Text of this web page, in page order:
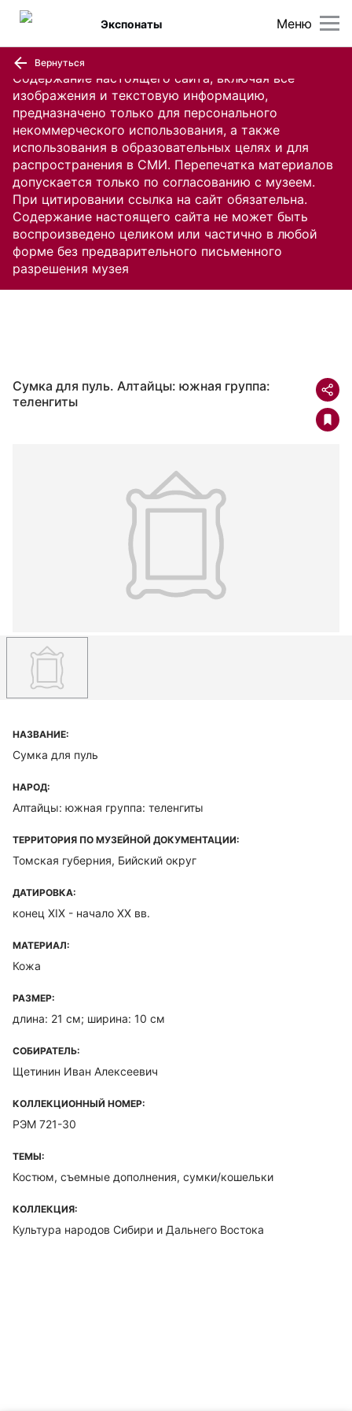
Содержание настоящего сайта, включая все
изображения и текстовую информацию,
предназначено только для персонального
некоммерческого использования, а также
использования в образовательных целях и для
распространения в СМИ. Перепечатка материалов
допускается только по согласованию с музеем.
При цитировании ссылка на сайт обязательна.
Содержание настоящего сайта не может быть
воспроизведено целиком или частично в любой
форме без предварительного письменного
разрешения музея
Меню
Экспонаты
Вернуться
Сумка для пуль. Алтайцы: южная группа:
теленгиты
НАЗВАНИЕ:
Сумка для пуль
НАРОД:
Алтайцы: южная группа: теленгиты
ТЕРРИТОРИЯ ПО МУЗЕЙНОЙ ДОКУМЕНТАЦИИ:
Томская губерния, Бийский округ
ДАТИРОВКА:
конец XIX - начало ХХ вв.
МАТЕРИАЛ:
Кожа
РАЗМЕР:
длина: 21 см; ширина: 10 см
СОБИРАТЕЛЬ:
Щетинин Иван Алексеевич
КОЛЛЕКЦИОННЫЙ НОМЕР:
РЭМ 721-30
ТЕМЫ:
Костюм, съемные дополнения, сумки/кошельки
КОЛЛЕКЦИЯ:
Культура народов Сибири и Дальнего Востока